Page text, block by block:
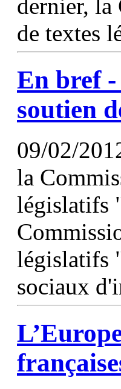
dernier, la
de textes
En bref -
soutien
09/02/
la
législatifs
législatifs
sociaux